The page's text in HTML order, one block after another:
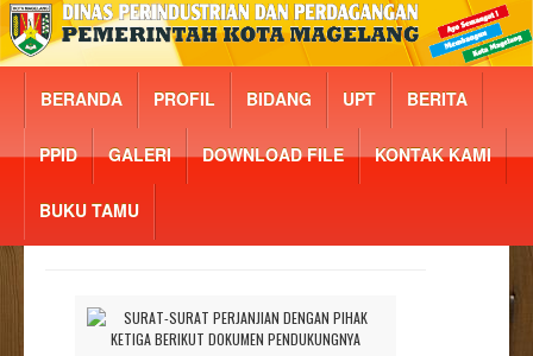
BERANDA PROFIL BIDANG UPT BERITA
PPID GALERI DOWNLOAD FILE KONTAK KAMI
BUKU TAMU